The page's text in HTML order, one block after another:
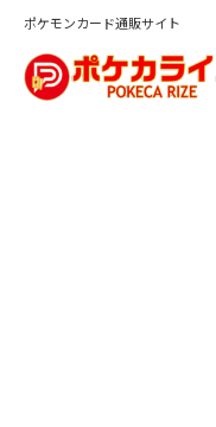
ポケモンカード通販サイト